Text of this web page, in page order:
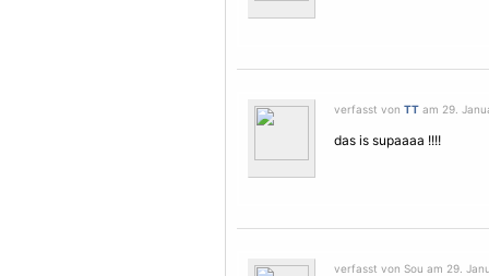
verfasst von TT am 29.
das is supaaaa !!!!
verfasst von Sou am 29.